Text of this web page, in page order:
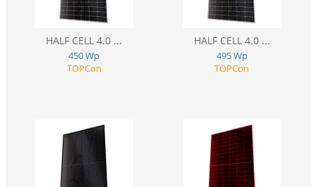
HALF CELL 4.0 ...
450 Wp
TOPCon
HALF CELL 4.0 ...
495 Wp
TOPCon